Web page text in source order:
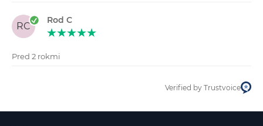
RC
Rod C
Pred 2 rokmi
Verified by Trustvoice